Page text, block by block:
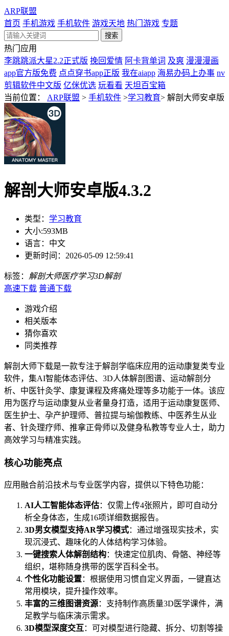
ARP联盟
首页 手机游戏 手机软件 游戏天地 热门游戏 专题
热门应用
李跳跳派大星2.2正式版 挽回爱情 阿卡背单词 及爽 漫漫漫画
app官方版免费 点点穿书app正版 我在aiapp 海易办码上办事 nv
剪辑软件中文版 亿侎优选 玩看看 天坦百宝箱
当前位置： ARP联盟 > 手机软件 >学习教育> 解剖大师安卓版
解剖大师安卓版4.3.2
类型： 学习教育
大小:593MB
语言： 中文
更新时间： 2026-05-09 12:59:41
标签： 解剖大师医疗学习3D解剖
高速下载 普通下载
游戏介绍
相关版本
猜你喜欢
同类推荐
解剖大师下载是一款专注于解剖学临床应用的运动康复类专业
软件，集AI智能体态评估、3D人体解剖图谱、运动解剖分
析、中医针灸学、康复课程及疼痛处理等多功能于一体。该应
用为医疗与运动康复从业者量身打造，适用于运动康复医师、
医生护士、孕产护理师、普拉提与瑜伽教练、中医养生从业
者、针灸理疗师、推拿正骨师以及健身私教等专业人士，助力
高效学习与精准实践。
核心功能亮点
应用融合前沿技术与专业医学内容，提供以下特色功能：
AI人工智能体态评估：仅需上传4张照片，即可自动分
析全身体态，生成16项详细数据报告。
3D男女模型支持AR学习模式：通过增强现实技术，实
现沉浸式、趣味化的人体结构学习体验。
一键搜索人体解剖结构：快速定位肌肉、骨骼、神经等
组织，堪称随身携带的医学百科全书。
个性化功能设置：根据使用习惯自定义界面，一键直达
常用模块，提升操作效率。
丰富的三维图谱资源：支持制作高质量3D医学课件，满
足教学与临床演示需求。
3D模型深度交互 ：可对模型进行隐藏、拆分、切割等操